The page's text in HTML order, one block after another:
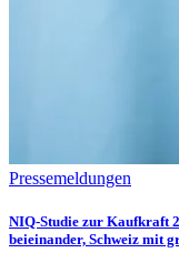
Pressemeldungen
NIQ-Studie zur Kaufkraft
beieinander, Schweiz mit